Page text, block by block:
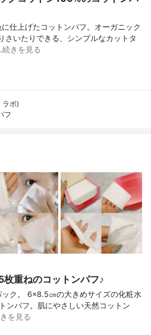
仕上げたコットンパフ。オーガニック
さいたりできる、シンプルなカットタ
続きを見る
ボ)
フ
重ねのコットンパフ♪
ク。 6×8.5㎝の大きめサイズの化粧水
ンパフ。肌にやさしい天然コットン
を見る